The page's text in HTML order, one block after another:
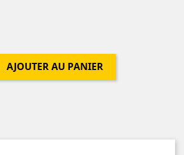
AJOUTER AU PANIER